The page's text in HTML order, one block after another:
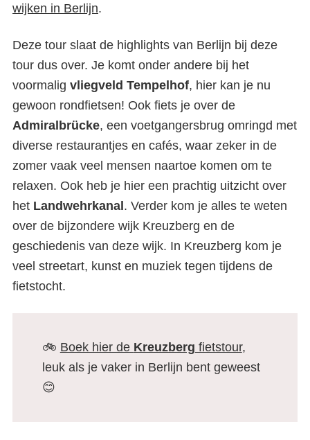
wijken in Berlijn.
Deze tour slaat de highlights van Berlijn bij deze
tour dus over. Je komt onder andere bij het
voormalig vliegveld Tempelhof, hier kan je nu
gewoon rondfietsen! Ook fiets je over de
Admiralbrücke, een voetgangersbrug omringd met
diverse restaurantjes en cafés, waar zeker in de
zomer vaak veel mensen naartoe komen om te
relaxen. Ook heb je hier een prachtig uitzicht over
het Landwehrkanal. Verder kom je alles te weten
over de bijzondere wijk Kreuzberg en de
geschiedenis van deze wijk. In Kreuzberg kom je
veel streetart, kunst en muziek tegen tijdens de
fietstocht.
🚲 Boek hier de Kreuzberg fietstour,
leuk als je vaker in Berlijn bent geweest
😊